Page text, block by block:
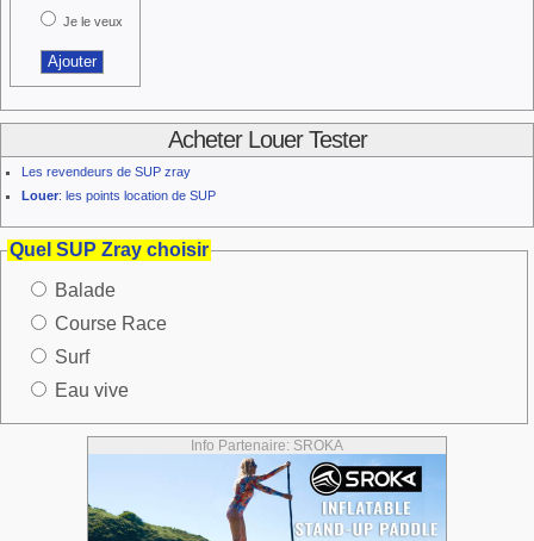
Je le veux
Acheter Louer Tester
Les revendeurs de SUP zray
Louer: les points location de SUP
Quel SUP Zray choisir
Balade
Course Race
Surf
Eau vive
Info Partenaire: SROKA